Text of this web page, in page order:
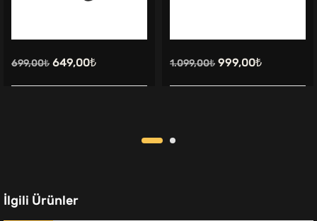
699,00₺ Orijinal
fiyat:
649,00₺Şu
andaki
1.099,00₺ Orijinal
fiyat:
999,00₺Şu
andaki
İlgili Ürünler